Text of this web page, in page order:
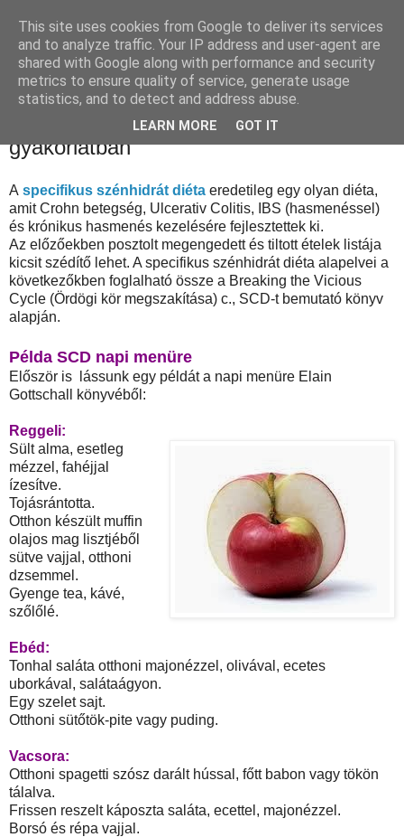
Táplálóka
2013. november 11., hétfő
SCD - Specifikus Szénhidrát Diéta a
gyakorlatban
A specifikus szénhidrát diéta eredetileg egy olyan diéta,
amit Crohn betegség, Ulcerativ Colitis, IBS (hasmenéssel)
és krónikus hasmenés kezelésére fejlesztettek ki.
Az előzőekben posztolt megengedett és tiltott ételek listája
kicsit szédítő lehet. A specifikus szénhidrát diéta alapelvei a
következőkben foglalható össze a Breaking the Vicious
Cycle (Ördögi kör megszakítása) c., SCD-t bemutató könyv
alapján.
Példa SCD napi menüre
Először is lássunk egy példát a napi menüre Elain
Gottschall könyvéből:
Reggeli:
Sült alma, esetleg
mézzel, fahéjjal
ízesítve.
Tojásrántotta.
Otthon készült muffin
olajos mag lisztjéből
sütve vajjal, otthoni
dzsemmel.
Gyenge tea, kávé,
szőlőlé.
Ebéd:
Tonhal saláta otthoni majonézzel, olivával, ecetes
uborkával, salátaágyon.
Egy szelet sajt.
Otthoni sütőtök-pite vagy puding.
Vacsora:
Otthoni spagetti szósz darált hússal, főtt babon vagy tökön
tálalva.
Frissen reszelt káposzta saláta, ecettel, majonézzel.
Borsó és répa vajjal.
This site uses cookies from Google to deliver its services
and to analyze traffic. Your IP address and user-agent are
shared with Google along with performance and security
metrics to ensure quality of service, generate usage
statistics, and to detect and address abuse.
LEARN MORE GOT IT